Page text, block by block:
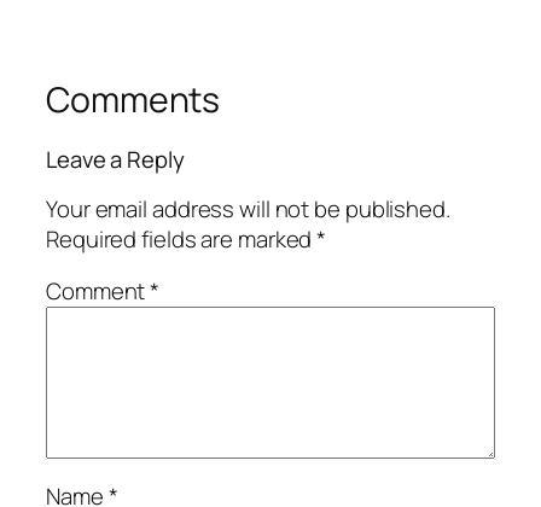
Comments
Leave a Reply
Your email address will not be published.
Required fields are marked*
Comment*
Name*